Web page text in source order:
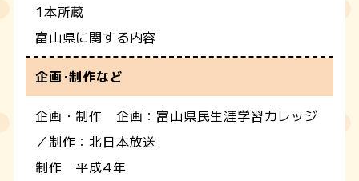
1本所蔵
富山県に関する内容
企画･制作など
企画・制作 企画：富山県民生涯学習カレッジ
／制作：北日本放送
制作 平成4年